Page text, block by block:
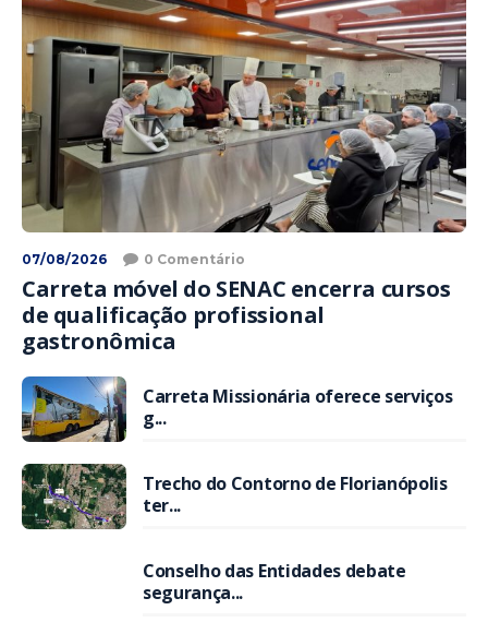
07/08/2026 0 Comentário
Carreta móvel do SENAC encerra cursos
de qualificação profissional
gastronômica
Carreta Missionária oferece serviços
g...
Trecho do Contorno de Florianópolis
ter...
Conselho das Entidades debate
segurança...